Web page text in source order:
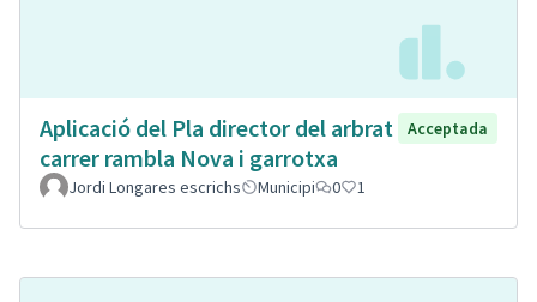
Aplicació del Pla director del arbrat
carrer rambla Nova i garrotxa
Acceptada
Jordi Longares escrichs Municipi 0 1